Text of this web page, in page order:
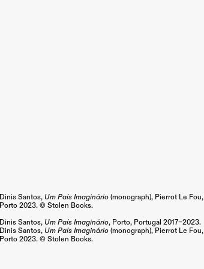
Dinis Santos, Um País Imaginário(monograph), Pierrot Le Fou,
Porto 2023. © Stolen Books.
Dinis Santos, Um País Imaginário, Porto, Portugal 2017–2023.
Dinis Santos, Um País Imaginário(monograph), Pierrot Le Fou,
Porto 2023. © Stolen Books.